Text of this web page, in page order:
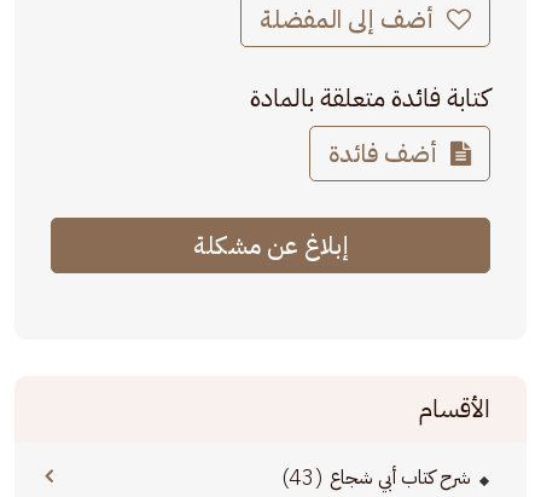
أضف إلى المفضلة
كتابة فائدة متعلقة بالمادة
أضف فائدة
إبلاغ عن مشكلة
الأقسام
شرح كتاب أبي شجاع (43)